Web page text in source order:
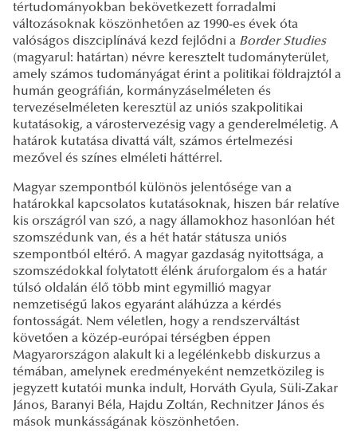
tértudományokban bekövetkezett forradalmi
változásoknak köszönhetően az 1990-es évek óta
valóságos diszciplínává kezd fejlődni a Border Studies
(magyarul: határtan) névre keresztelt tudományterület,
amely számos tudományágat érint a politikai földrajztól a
humán geográfián, kormányzáselméleten és
tervezéselméleten keresztül az uniós szakpolitikai
kutatásokig, a várostervezésig vagy a genderelméletig. A
határok kutatása divattá vált, számos értelmezési
mezővel és színes elméleti háttérrel.
Magyar szempontból különös jelentősége van a
határokkal kapcsolatos kutatásoknak, hiszen bár relatíve
kis országról van szó, a nagy államokhoz hasonlóan hét
szomszédunk van, és a hét határ státusza uniós
szempontból eltérő. A magyar gazdaság nyitottsága, a
szomszédokkal folytatott élénk áruforgalom és a határ
túlsó oldalán élő több mint egymillió magyar
nemzetiségű lakos egyaránt aláhúzza a kérdés
fontosságát. Nem véletlen, hogy a rendszerváltást
követően a közép-európai térségben éppen
Magyarországon alakult ki a legélénkebb diskurzus a
témában, amelynek eredményeként nemzetközileg is
jegyzett kutatói munka indult, Horváth Gyula, Süli-Zakar
János, Baranyi Béla, Hajdu Zoltán, Rechnitzer János és
mások munkásságának köszönhetően.